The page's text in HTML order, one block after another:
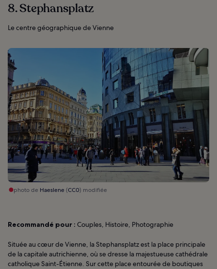
8. Stephansplatz
Le centre géographique de Vienne
photo de Haeslene(CC0) modifiée
Recommandé pour : Couples, Histoire, Photographie
Située au cœur de Vienne, la Stephansplatz est la place principale
de la capitale autrichienne, où se dresse la majestueuse cathédrale
catholique Saint-Étienne. Sur cette place entourée de boutiques